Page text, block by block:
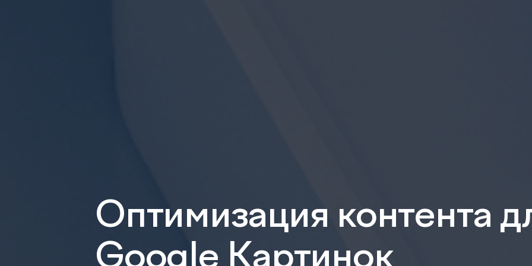
Оптимизация контента
Google Картинок